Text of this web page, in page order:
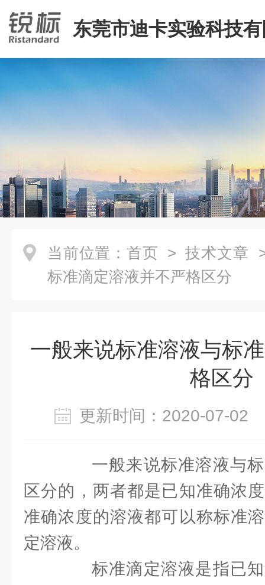
东莞市迪卡实验科技
当前位置： 首页 > 技术文章
标准滴定溶液并不严格区分
一般来说标准溶液与标
格区分
更新时间：2020-07-
一般来说标准溶液与标
区分的，两者都是已知准确浓
准确浓度的溶液都可以称标准
定溶液。
标准滴定溶液是指已知